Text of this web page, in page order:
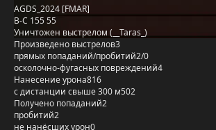
AGDS_2024 [FMAR]
B-C 155 55
Уничтожен выстрелом (__Taras_)
Произведено выстрелов3
прямых попаданий/пробитий2/0
осколочно-фугасных повреждений4
Нанесение урона816
с дистанции свыше 300 м502
Получено попаданий2
пробитий2
не нанёсших урон0